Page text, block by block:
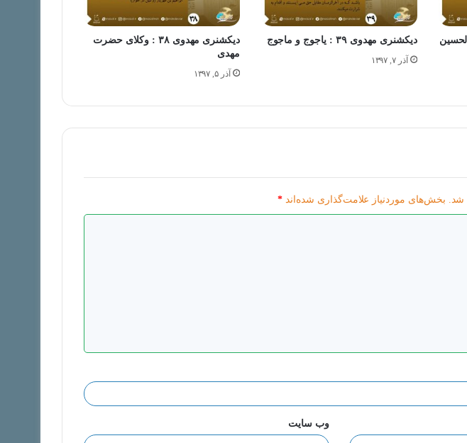
دیکشنری مهدوی ۳۹ : یاجوج و ماجوج
آذر ۷, ۱۳۹۷
دیکشنری مهدوی ۳۸ : وکلای حضرت
مهدی
آذر ۵, ۱۳۹۷
شد. بخش‌های موردنیاز علامت‌گذاری شده‌اند *
وب‌ سایت